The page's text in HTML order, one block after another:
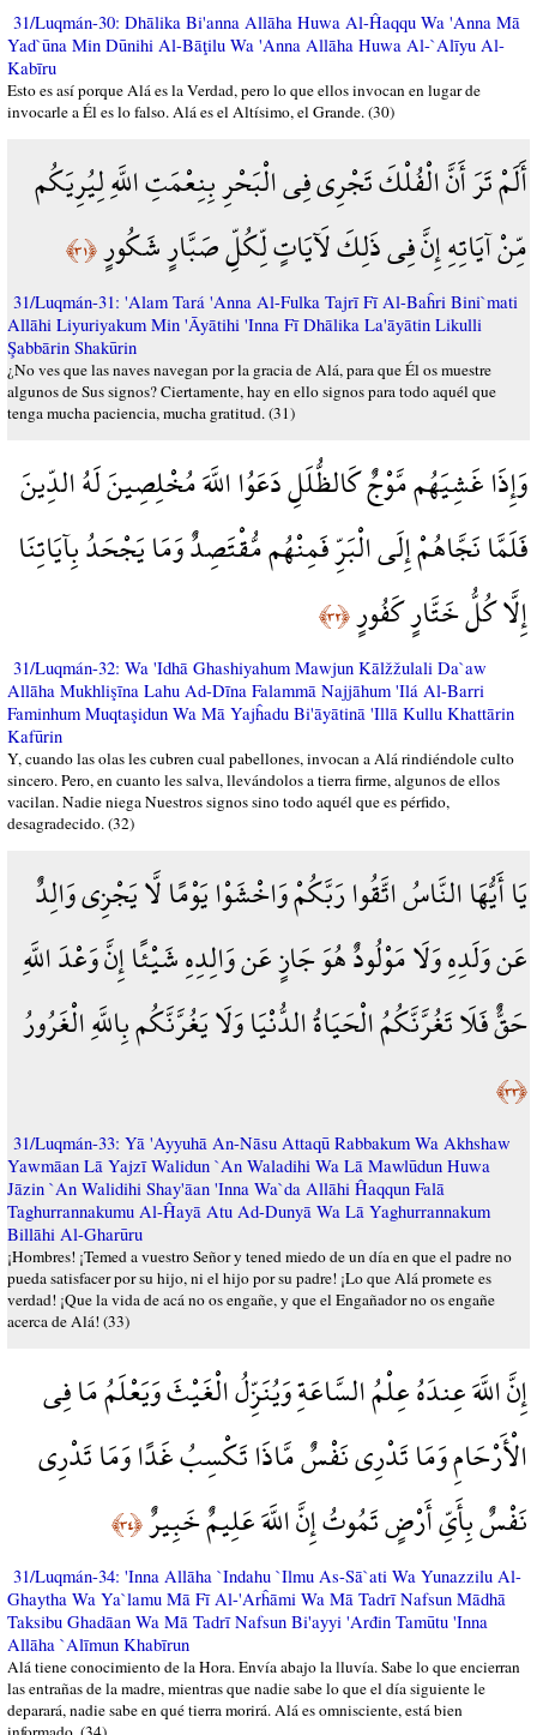
31/Luqmán-30: Dhālika Bi'anna Allāha Huwa Al-Ĥaqqu Wa 'Anna Mā
Yad`ūna Min Dūnihi Al-Bāţilu Wa 'Anna Allāha Huwa Al-`Alīyu Al-
Kabīru
Esto es así porque Alá es la Verdad, pero lo que ellos invocan en lugar de
invocarle a Él es lo falso. Alá es el Altísimo, el Grande. (30)
أَلَمْ تَرَ أَنَّ الْفُلْكَ تَجْرِي فِي الْبَحْرِ بِنِعْمَتِ اللَّهِ لِيُرِيَكُم
مِّنْ آيَاتِهِ إِنَّ فِي ذَلِكَ لَآيَاتٍ لِّكُلِّ صَبَّارٍ شَكُورٍ﴿٣١﴾
31/Luqmán-31: 'Alam Tará 'Anna Al-Fulka Tajrī Fī Al-Baĥri Bini`mati
Allāhi Liyuriyakum Min 'Āyātihi 'Inna Fī Dhālika La'āyātin Likulli
Şabbārin Shakūrin
¿No ves que las naves navegan por la gracia de Alá, para que Él os muestre
algunos de Sus signos? Ciertamente, hay en ello signos para todo aquél que
tenga mucha paciencia, mucha gratitud. (31)
وَإِذَا غَشِيَهُم مَّوْجٌ كَالظُّلَلِ دَعَوُا اللَّهَ مُخْلِصِينَ لَهُ الدِّينَ
فَلَمَّا نَجَّاهُمْ إِلَى الْبَرِّ فَمِنْهُم مُّقْتَصِدٌ وَمَا يَجْحَدُ بِآيَاتِنَا
إِلَّا كُلُّ خَتَّارٍ كَفُورٍ﴿٣٢﴾
31/Luqmán-32: Wa 'Idhā Ghashiyahum Mawjun Kālžžulali Da`aw
Allāha Mukhlişīna Lahu Ad-Dīna Falammā Najjāhum 'Ilá Al-Barri
Faminhum Muqtaşidun Wa Mā Yajĥadu Bi'āyātinā 'Illā Kullu Khattārin
Kafūrin
Y, cuando las olas les cubren cual pabellones, invocan a Alá rindiéndole culto
sincero. Pero, en cuanto les salva, llevándolos a tierra firme, algunos de ellos
vacilan. Nadie niega Nuestros signos sino todo aquél que es pérfido,
desagradecido. (32)
يَا أَيُّهَا النَّاسُ اتَّقُوا رَبَّكُمْ وَاخْشَوْا يَوْمًا لَّا يَجْزِي وَالِدٌ
عَن وَلَدِهِ وَلَا مَوْلُودٌ هُوَ جَازٍ عَن وَالِدِهِ شَيْئًا إِنَّ وَعْدَ اللَّهِ
حَقٌّ فَلَا تَغُرَّنَّكُمُ الْحَيَاةُ الدُّنْيَا وَلَا يَغُرَّنَّكُم بِاللَّهِ الْغَرُورُ
﴿٣٣﴾
31/Luqmán-33: Yā 'Ayyuhā An-Nāsu Attaqū Rabbakum Wa Akhshaw
Yawmāan Lā Yajzī Walidun `An Waladihi Wa Lā Mawlūdun Huwa
Jāzin `An Walidihi Shay'āan 'Inna Wa`da Allāhi Ĥaqqun Falā
Taghurrannakumu Al-Ĥayā Atu Ad-Dunyā Wa Lā Yaghurrannakum
Billāhi Al-Gharūru
¡Hombres! ¡Temed a vuestro Señor y tened miedo de un día en que el padre no
pueda satisfacer por su hijo, ni el hijo por su padre! ¡Lo que Alá promete es
verdad! ¡Que la vida de acá no os engañe, y que el Engañador no os engañe
acerca de Alá! (33)
إِنَّ اللَّهَ عِندَهُ عِلْمُ السَّاعَةِ وَيُنَزِّلُ الْغَيْثَ وَيَعْلَمُ مَا فِي
الْأَرْحَامِ وَمَا تَدْرِي نَفْسٌ مَّاذَا تَكْسِبُ غَدًا وَمَا تَدْرِي
نَفْسٌ بِأَيِّ أَرْضٍ تَمُوتُ إِنَّ اللَّهَ عَلِيمٌ خَبِيرٌ﴿٣٤﴾
31/Luqmán-34: 'Inna Allāha `Indahu `Ilmu As-Sā`ati Wa Yunazzilu Al-
Ghaytha Wa Ya`lamu Mā Fī Al-'Arĥāmi Wa Mā Tadrī Nafsun Mādhā
Taksibu Ghadāan Wa Mā Tadrī Nafsun Bi'ayyi 'Arđin Tamūtu 'Inna
Allāha `Alīmun Khabīrun
Alá tiene conocimiento de la Hora. Envía abajo la lluvía. Sabe lo que encierran
las entrañas de la madre, mientras que nadie sabe lo que el día siguiente le
deparará, nadie sabe en qué tierra morirá. Alá es omnisciente, está bien